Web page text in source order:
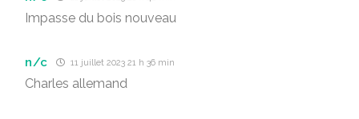
Impasse du bois nouveau
n/c 11 juillet 2023 21 h 36 min
Charles allemand